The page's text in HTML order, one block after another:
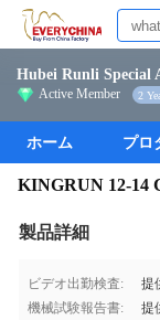
Hubei Runli Special
Active Member 2
ホーム プロ
KINGRUN 12-14
製品詳細
ビデオ出勤検査:
提
機械試験報告書:
提